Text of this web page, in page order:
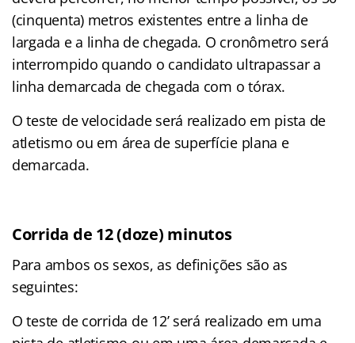
(cinquenta) metros existentes entre a linha de
largada e a linha de chegada. O cronômetro será
interrompido quando o candidato ultrapassar a
linha demarcada de chegada com o tórax.
O teste de velocidade será realizado em pista de
atletismo ou em área de superfície plana e
demarcada.
Corrida de 12 (doze) minutos
Para ambos os sexos, as definições são as
seguintes:
O teste de corrida de 12’ será realizado em uma